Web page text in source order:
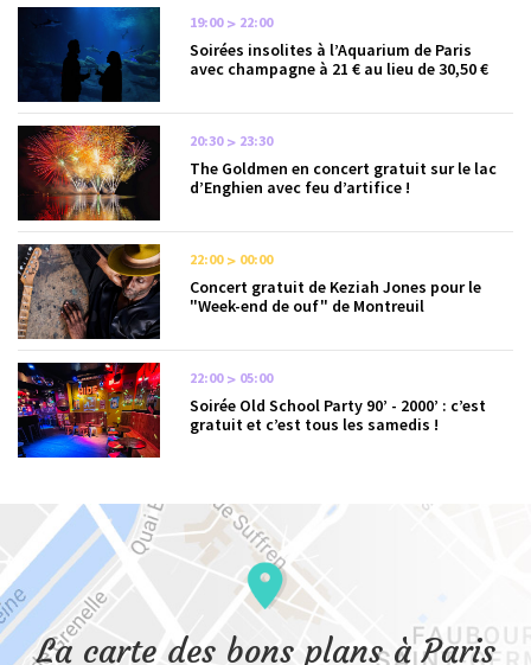
19:00 22:00
Soirées insolites à l’Aquarium de Paris
avec champagne à 21 € au lieu de 30,50 €
20:30 23:30
The Goldmen en concert gratuit sur le lac
d’Enghien avec feu d’artifice !
22:00 00:00
Concert gratuit de Keziah Jones pour le
"Week-end de ouf" de Montreuil
22:00 05:00
Soirée Old School Party 90’ - 2000’ : c’est
gratuit et c’est tous les samedis !
La carte des bons plans à Paris